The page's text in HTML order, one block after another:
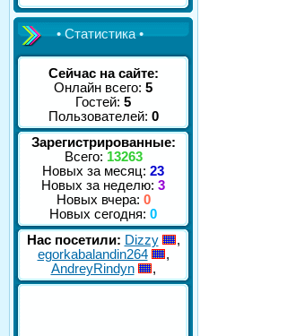
• Статистика •
Сейчас на сайте:
Онлайн всего: 5
Гостей: 5
Пользователей: 0
Зарегистрированные:
Всего: 13263
Новых за месяц: 23
Новых за неделю: 3
Новых вчера: 0
Новых сегодня: 0
Нас посетили: Dizzy
,
egorkabalandin264
,
AndreyRindyn
,